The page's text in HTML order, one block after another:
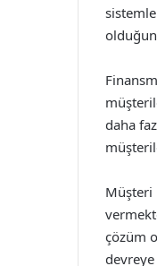
daha
Müşteri
çözüm